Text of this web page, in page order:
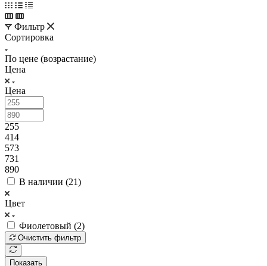
Фильтр
Сортировка
По цене (возрастание)
Цена
Цена
255
414
573
731
890
В наличии (21)
Цвет
Фиолетовый (2)
Очистить фильтр
Показать